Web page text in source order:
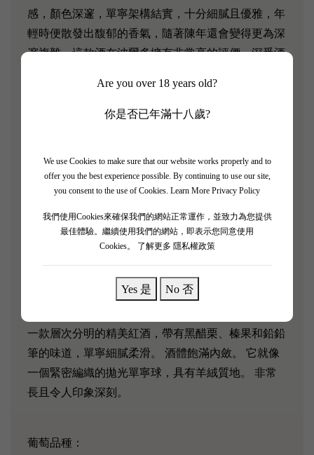
Are you over 18 years old?
你是否已年滿十八歲?
We use Cookies to make sure that our website works properly and to
offer you the best experience possible. By continuing to use our site,
you consent to the use of Cookies. Learn More Privacy Policy
我們使用Cookies來確保我們的網站正常運作，並致力為您提供
最佳體驗。繼續使用我們的網站，即表示您同意使用
Cookies。
了解更多 隱私權政策
Yes 是 No 否
感，顏色深邃，單寧架構結實，十分細膩且優雅，年
輕時便散發出馥郁的香氣，隨著陳年還會變得更為深
邃複雜。這款酒在波爾多擁有非常高的評價，深受酒
伯，因此靚茨伯在香港被稱作“億萬富翁的日常餐
1985年，一瓶靚茨伯莊園1975年份的375ml裝的正牌
酒還跟隨美國國家航空和宇航局（NASA）的STS-
51-G發現號（Discovery）航天飛機進入到太空，此舉
可謂前所未有。
靚茨伯的香港Cathay Pacific國泰航空公司連續30年頭
一款層次分明的精美紅酒，帶有黑醋栗、榛果和鉛鉛
筆的味道，單寧細膩柔滑。 酒體飽滿內斂。 它就像
一個緊密編織的拋光單寧球，具有羊絨質地。 非常
長且令人印象深刻。
葡萄品種：